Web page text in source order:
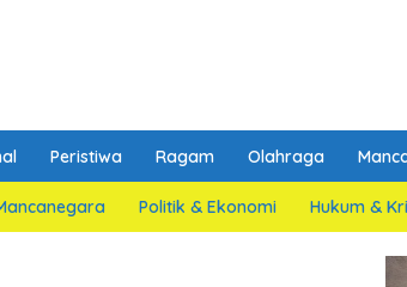
Peristiwa Ragam Olahraga
Politik & Ekonomi Hukum &